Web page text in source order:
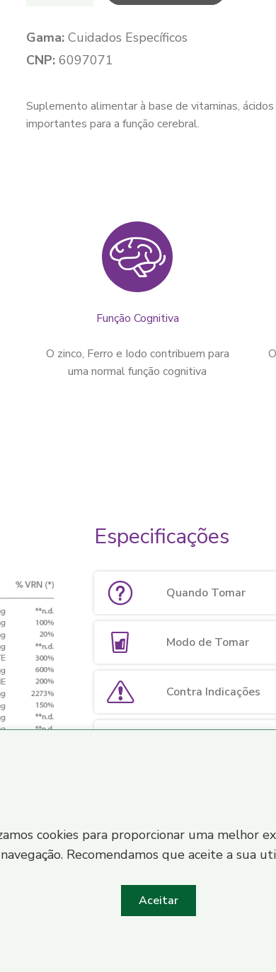
Suplemento alimentar à base de vitaminas,
importantes para a função cerebral.
Gama: Cuidados Específicos
CNP: 6097071
Função Cognitiva
O zinco, Ferro e Iodo contribuem para
uma normal função cognitiva
Especificações
Quando Tomar
Modo de Tomar
Contra Indicações
cookies para proporcionar uma melhor
navegação. Recomendamos que aceite a sua
Aceitar